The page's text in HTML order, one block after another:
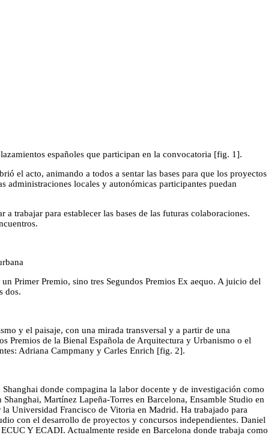
españoles que participan en la convocatoria [fig. 1].
el acto, animando a todos a sentar las bases para que los proyectos
locales y autonómicas participantes puedan
trabajar para establecer las bases de las futuras colaboraciones.
Primer Premio, sino tres Segundos Premios Ex aequo. A juicio del
dos.
y el paisaje, con una mirada transversal y a partir de una
Premios de la Bienal Española de Arquitectura y Urbanismo o el
Adriana Campmany y Carles Enrich [fig. 2].
donde compagina la labor docente y de investigación como
Martínez Lapeña-Torres en Barcelona, Ensamble Studio en
Universidad Francisco de Vitoria en Madrid. Ha trabajado para
con el desarrollo de proyectos y concursos independientes. Daniel
Y ECADI. Actualmente reside en Barcelona donde trabaja como